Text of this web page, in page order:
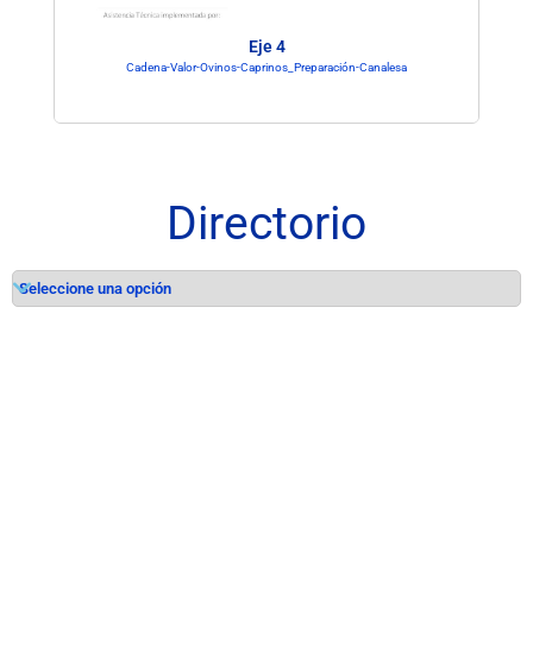
Eje 4
Cadena-Valor-Ovinos-Caprinos_Preparación-Canalesa
Directorio